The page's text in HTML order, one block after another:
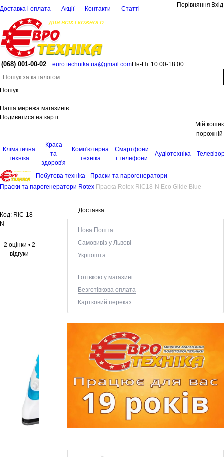
Доставка і оплата Акції Контакти Статті
Порівняння Вхід
(068) 001-00-02 euro.technika.ua@gmail.comПн-Пт 10:00-18:00
Пошук
Наша мережа магазинів
Подивитися на карті
Мій кошик
порожній
Кліматична
техніка
Краса
та
здоров'я
Комп'ютерна
техніка
Смартфони
і телефони
Аудіотехніка
Побутова техніка
Праски та парогенератори
Праски та парогенератори Rotex Праска Rotex RIC18-N Eco Glide Blue
Доставка
Нова Пошта
Самовивіз у Львові
Укрпошта
Готівкою у магазині
Безготівкова оплата
Картковий переказ
Код: RIC-18-
N
2 оцінки • 2
відгуки